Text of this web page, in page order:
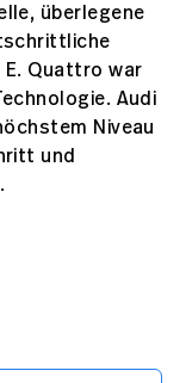
überlegene
E. Quattro war
Audi
Niveau
und